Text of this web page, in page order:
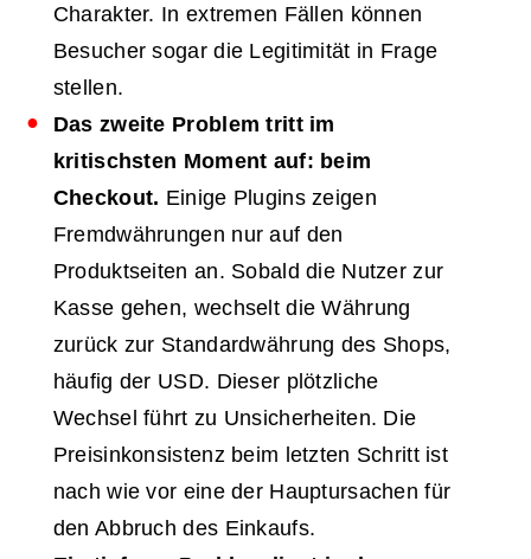
Charakter. In extremen Fällen können
Besucher sogar die Legitimität in Frage
stellen.
Das zweite Problem tritt im
kritischsten Moment auf: beim
Checkout. Einige Plugins zeigen
Fremdwährungen nur auf den
Produktseiten an. Sobald die Nutzer zur
Kasse gehen, wechselt die Währung
zurück zur Standardwährung des Shops,
häufig der USD. Dieser plötzliche
Wechsel führt zu Unsicherheiten. Die
Preisinkonsistenz beim letzten Schritt ist
nach wie vor eine der Hauptursachen für
den Abbruch des Einkaufs.